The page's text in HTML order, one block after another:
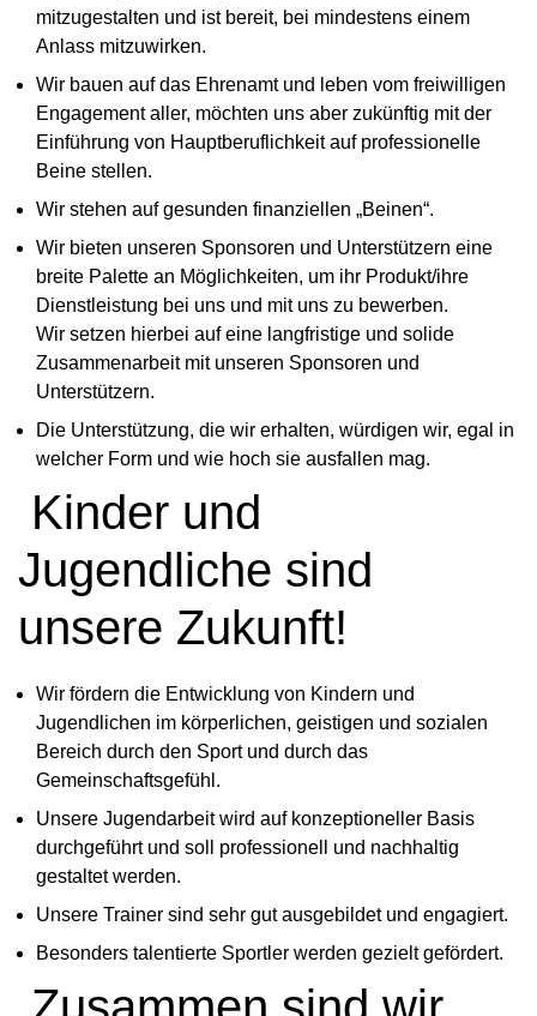
mitzugestalten und ist bereit, bei mindestens einem
Anlass mitzuwirken.
Wir bauen auf das Ehrenamt und leben vom freiwilligen
Engagement aller, möchten uns aber zukünftig mit der
Einführung von Hauptberuflichkeit auf professionelle
Beine stellen.
Wir stehen auf gesunden finanziellen „Beinen“.
Wir bieten unseren Sponsoren und Unterstützern eine
breite Palette an Möglichkeiten, um ihr Produkt/ihre
Dienstleistung bei uns und mit uns zu bewerben.
Wir setzen hierbei auf eine langfristige und solide
Zusammenarbeit mit unseren Sponsoren und
Unterstützern.
Die Unterstützung, die wir erhalten, würdigen wir, egal in
welcher Form und wie hoch sie ausfallen mag.
Kinder und
Jugendliche sind
unsere Zukunft!
Wir fördern die Entwicklung von Kindern und
Jugendlichen im körperlichen, geistigen und sozialen
Bereich durch den Sport und durch das
Gemeinschaftsgefühl.
Unsere Jugendarbeit wird auf konzeptioneller Basis
durchgeführt und soll professionell und nachhaltig
gestaltet werden.
Unsere Trainer sind sehr gut ausgebildet und engagiert.
Besonders talentierte Sportler werden gezielt gefördert.